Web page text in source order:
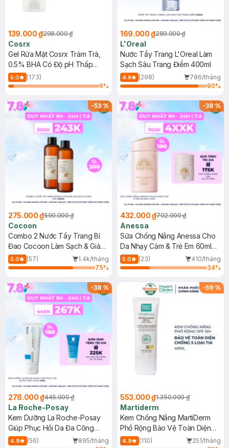
139.000 ₫298.000 ₫
Cosrx
Gel Rửa Mặt Cosrx Tràm Trà,
0.5% BHA Có Độ pH Thấp
150ml
5.0
(173)
6%
169.000 ₫289.000 ₫
L'Oreal
Nước Tẩy Trang L'Oreal Làm
Sạch Sâu Trang Điểm 400ml
4.8 (298)
786/tháng
90%
-53%
275.000 ₫590.000 ₫
Cocoon
Combo 2 Nước Tẩy Trang Bí
Đao Cocoon Làm Sạch & Giảm
Dầu 500ml
5.0 (57)
1.4k/tháng
75%
-38%
432.000 ₫702.000 ₫
Anessa
Sữa Chống Nắng Anessa Cho
Da Nhạy Cảm & Trẻ Em 60ml
(Mới)
5.0 (23)
410/tháng
34%
-38%
278.000 ₫445.000 ₫
La Roche-Posay
Kem Dưỡng La Roche-Posay
Giúp Phục Hồi Da Đa Công
Dụng 40ml
4.9 (56)
895/tháng
-59 %
553.000 ₫1.350.000 ₫
Martiderm
Kem Chống Nắng MartiDerm
Phổ Rộng Bảo Vệ Toàn Diện
40ml
4.9 (110)
251/tháng